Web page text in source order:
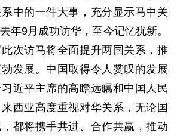
中的一件大事，充分显示马中关
年9月成功访华，至今记忆犹新。
次访马将全面提升两国关系，推
发展。中国取得令人赞叹的发展
近平主席的高瞻远瞩和中国人民
西亚高度重视对华关系，无论国
都将携手共进、合作共赢，推动